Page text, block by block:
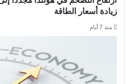
زيادة أسعار الطاقة
منذ 7 أيام